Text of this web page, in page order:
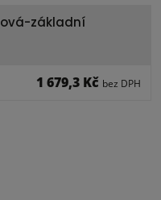
základní
1 679,3 Kč bez DPH